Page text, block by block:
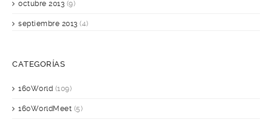
octubre 2013 (9)
septiembre 2013 (4)
CATEGORÍAS
160World (109)
160WorldMeet (5)